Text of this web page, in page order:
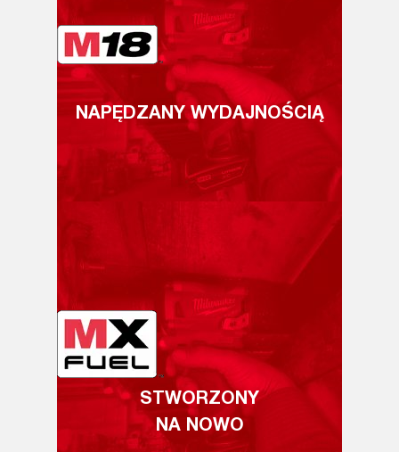
NAPĘDZANY WYDAJNOŚCIĄ
STWORZONY
NA NOWO